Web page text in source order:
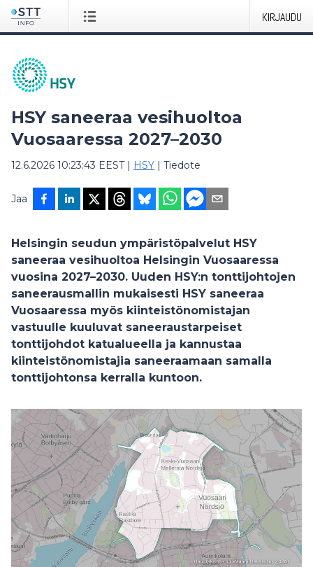
KIRJAUDU
HSY saneeraa vesihuoltoa
Vuosaaressa 2027–2030
12.6.2026 10:23:43 EEST| HSY | Tiedote
Jaa
Helsingin seudun ympäristöpalvelut HSY
saneeraa vesihuoltoa Helsingin Vuosaaressa
vuosina 2027–2030. Uuden HSY:n tonttijohtojen
saneerausmallin mukaisesti HSY saneeraa
Vuosaaressa myös kiinteistönomistajan
vastuulle kuuluvat saneeraustarpeiset
tonttijohdot katualueella ja kannustaa
kiinteistönomistajia saneeraamaan samalla
tonttijohtonsa kerralla kuntoon.